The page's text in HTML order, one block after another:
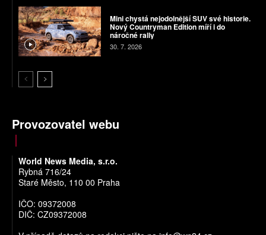
Mini chystá nejodolnější SUV své historie.
Nový Countryman Edition míří i do
náročné rally
30. 7. 2026
Provozovatel webu
World News Media, s.r.o.
Rybná 716/24
Staré Město, 110 00 Praha
IČO: 09372008
DIČ: CZ09372008